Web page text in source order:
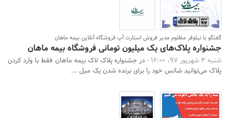
گفتگو با نیلوفر مظلوم مدیر فروش استارت آپ فروشگاه آنلاین بیمه ماهان
جشنواره پلاک‌های یک میلیون تومانی فروشگاه بیمه ماهان
شنبه 3 شهریور 97، 16:00 -
در جشنواره پلاک لاک بیمه ماهان فقط با وارد کردن
پلاک می‌توانید شانس خود را برای برنده شدن یک میل ...